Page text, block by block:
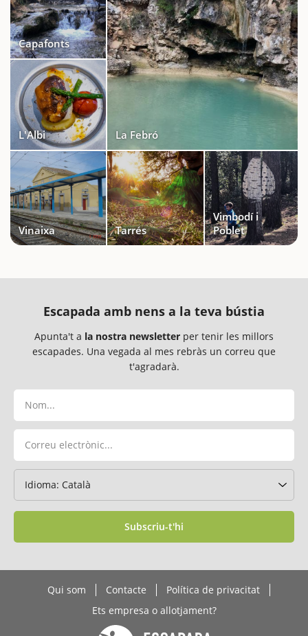
Capafonts
L'Albi La Febró
Vinaixa Tarrés
Vimbodí i
Poblet
Escapada amb nens a la teva bústia
Apunta't a la nostra newsletter per tenir les millors
escapades. Una vegada al mes rebràs un correu que
t'agradarà.
Subscriu-t'hi
Qui som Contacte
Política de privacitat
Ets empresa o allotjament?